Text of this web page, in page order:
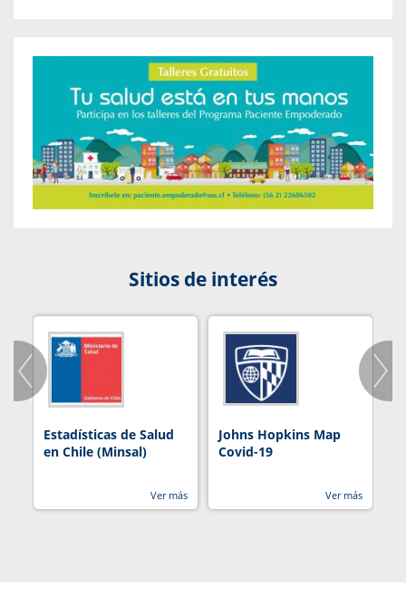
Sitios de interés
Estadísticas de Salud
en Chile (Minsal)
Ver más
Johns Hopkins Map
Covid-19
Ver más